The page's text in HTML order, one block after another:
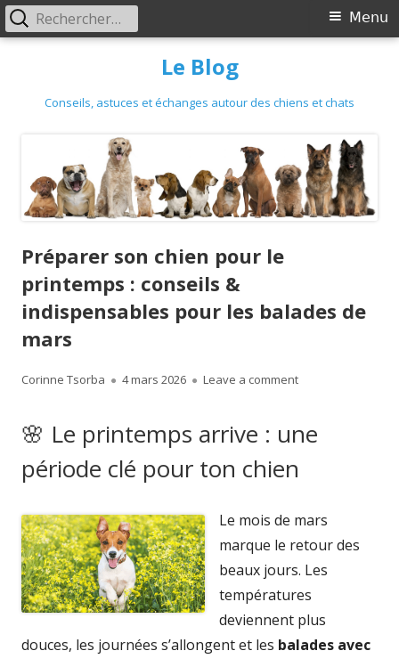
content
Le Blog
Conseils, astuces et échanges autour des chiens et chats
Primary
Menu
Menu
Rechercher :
Préparer son chien pour le
printemps : conseils &
indispensables pour les balades de
mars
Author
Corinne Tsorba
Published
4 mars 2026 Leave a commenton Préparer son
🌸 Le printemps arrive : une
période clé pour ton chien
Le mois de mars
marque le retour des
beaux jours. Les
températures
deviennent plus
douces, les journées s’allongent et les balades avec